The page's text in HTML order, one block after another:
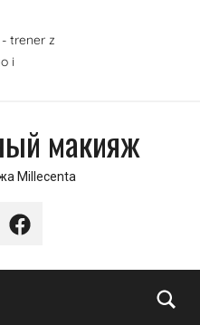
trener z
i
макияж
Millecenta
Facebook